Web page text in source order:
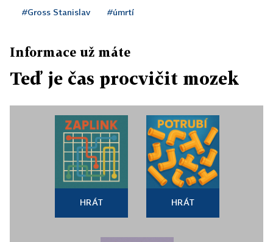
#Gross Stanislav #úmrtí
Informace už máte
Teď je čas procvičit mozek
HRÁT HRÁT